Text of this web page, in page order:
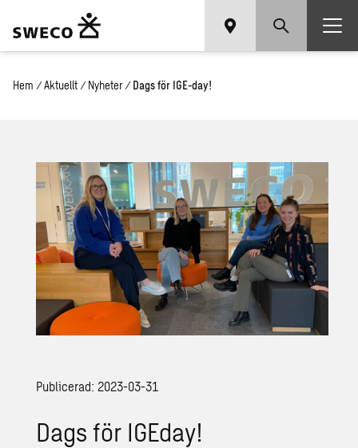
Hem / Aktuellt / Nyheter / Dags för IGE-day!
Publicerad: 2023-03-31
Dags för IGEday!